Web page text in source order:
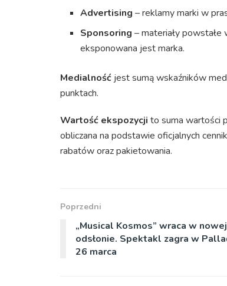
Advertising– reklamy marki w
Sponsoring– materiały powstałe
eksponowana jest marka.
Medialność jest sumą wskaźników
punktach.
Wartość ekspozycji to suma wartości
obliczana na podstawie oficjalnych
rabatów oraz pakietowania.
Poprzedni
„Musical Kosmos” wraca w nowej
odsłonie. Spektakl zagra w
26 marca